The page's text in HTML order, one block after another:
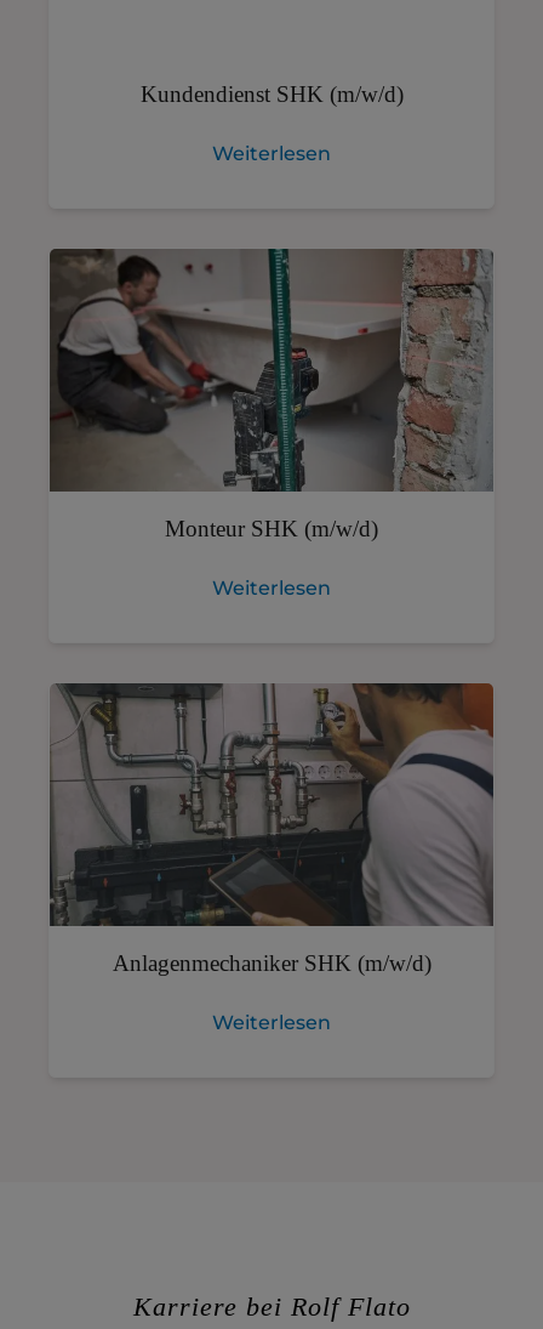
Kundendienst SHK (m/w/d)
Weiterlesen
Monteur SHK (m/w/d)
Weiterlesen
Anlagenmechaniker SHK (m/w/d)
Weiterlesen
Karriere bei Rolf Flato